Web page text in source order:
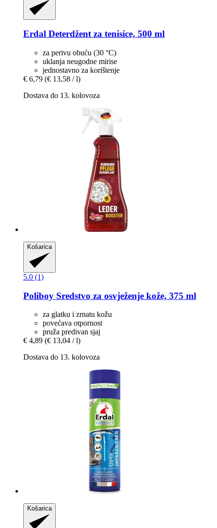
Erdal Deterdžent za tenisice, 500 ml
za perivu obuću (30 °C)
uklanja neugodne mirise
jednostavno za korištenje
€ 6,79 (€ 13,58 / l)
Dostava do 13. kolovoza
Košarica
5.0 (1)
Poliboy Sredstvo za osvježenje kože, 375 ml
za glatku i zrnatu kožu
povećava otpornost
pruža predivan sjaj
€ 4,89 (€ 13,04 / l)
Dostava do 13. kolovoza
Košarica